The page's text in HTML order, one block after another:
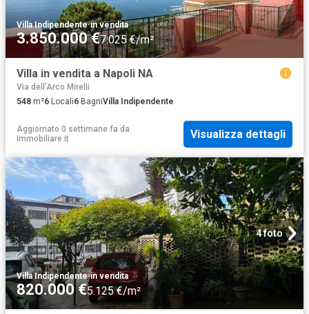
Villa Indipendente·in vendita
3.850.000 €7.025 €/m²
Villa in vendita a Napoli NA
Via dell'Arco Mirelli
548 m²6 Locali6 BagniVilla Indipendente
Aggiornato 0 settimane fa da
Immobiliare.it
Visualizza dettagli
4 foto
Villa Indipendente·in vendita
820.000 €5.125 €/m²